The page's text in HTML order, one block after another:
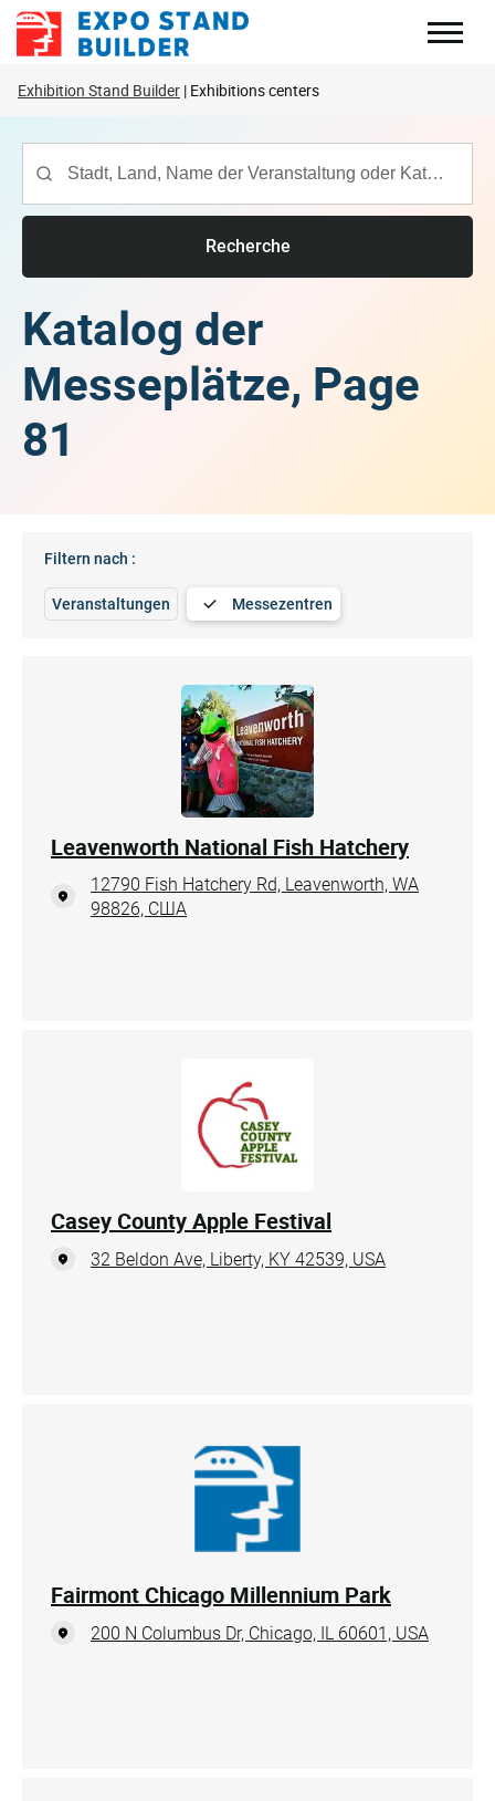
Zum
Inhalt
Exhibition Stand Builder Exhibitions centers
Recherche
Katalog der
Messeplätze, Page
81
Filtern nach :
Veranstaltungen Messezentren
Leavenworth National Fish Hatchery
12790 Fish Hatchery Rd, Leavenworth, WA
98826, США
Casey County Apple Festival
32 Beldon Ave, Liberty, KY 42539, USA
Fairmont Chicago Millennium Park
200 N Columbus Dr, Chicago, IL 60601, USA